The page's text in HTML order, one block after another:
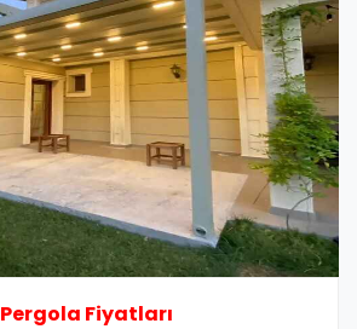
Pergola Fiyatları